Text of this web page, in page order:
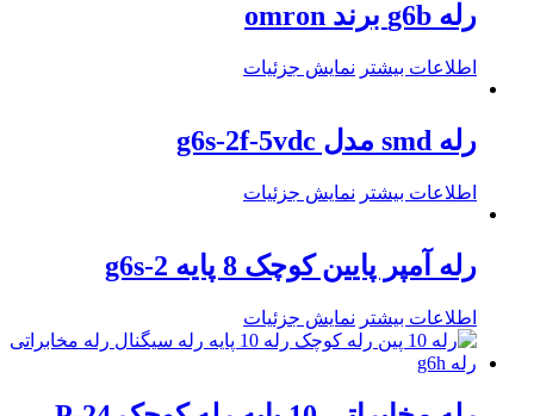
رله g6b برند omron
اطلاعات بیشتر نمایش جزئیات
رله smd مدل g6s-2f-5vdc
اطلاعات بیشتر نمایش جزئیات
رله آمپر پایین کوچک 8 پایه g6s-2
اطلاعات بیشتر نمایش جزئیات